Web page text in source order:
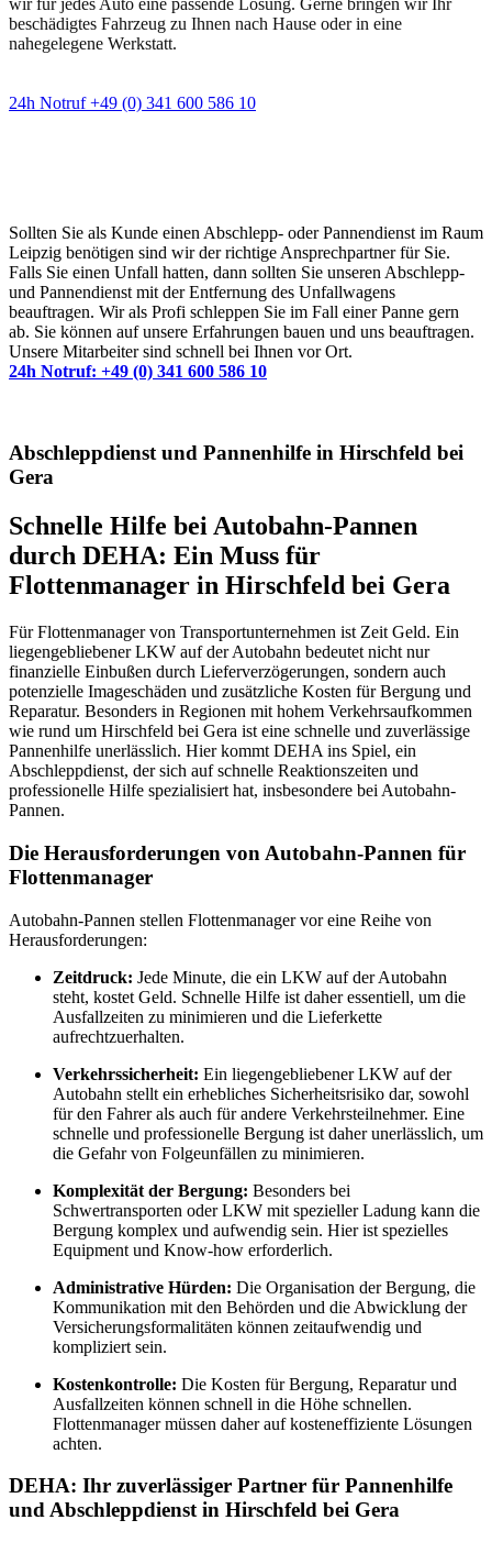
wir für jedes Auto eine passende Lösung. Gerne bringen wir Ihr
beschädigtes Fahrzeug zu Ihnen nach Hause oder in eine
nahegelegene Werkstatt.
24h Notruf +49 (0) 341 600 586 10
Sollten Sie als Kunde einen Abschlepp- oder Pannendienst im Raum
Leipzig benötigen sind wir der richtige Ansprechpartner für Sie.
Falls Sie einen Unfall hatten, dann sollten Sie unseren Abschlepp-
und Pannendienst mit der Entfernung des Unfallwagens
beauftragen. Wir als Profi schleppen Sie im Fall einer Panne gern
ab. Sie können auf unsere Erfahrungen bauen und uns beauftragen.
Unsere Mitarbeiter sind schnell bei Ihnen vor Ort.
24h Notruf: +49 (0) 341 600 586 10
Abschleppdienst und Pannenhilfe in Hirschfeld bei
Gera
Schnelle Hilfe bei Autobahn-Pannen
durch DEHA: Ein Muss für
Flottenmanager in Hirschfeld bei Gera
Für Flottenmanager von Transportunternehmen ist Zeit Geld. Ein
liegengebliebener LKW auf der Autobahn bedeutet nicht nur
finanzielle Einbußen durch Lieferverzögerungen, sondern auch
potenzielle Imageschäden und zusätzliche Kosten für Bergung und
Reparatur. Besonders in Regionen mit hohem Verkehrsaufkommen
wie rund um Hirschfeld bei Gera ist eine schnelle und zuverlässige
Pannenhilfe unerlässlich. Hier kommt DEHA ins Spiel, ein
Abschleppdienst, der sich auf schnelle Reaktionszeiten und
professionelle Hilfe spezialisiert hat, insbesondere bei Autobahn-
Pannen.
Die Herausforderungen von Autobahn-Pannen für
Flottenmanager
Autobahn-Pannen stellen Flottenmanager vor eine Reihe von
Herausforderungen:
Zeitdruck: Jede Minute, die ein LKW auf der Autobahn
steht, kostet Geld. Schnelle Hilfe ist daher essentiell, um die
Ausfallzeiten zu minimieren und die Lieferkette
aufrechtzuerhalten.
Verkehrssicherheit: Ein liegengebliebener LKW auf der
Autobahn stellt ein erhebliches Sicherheitsrisiko dar, sowohl
für den Fahrer als auch für andere Verkehrsteilnehmer. Eine
schnelle und professionelle Bergung ist daher unerlässlich, um
die Gefahr von Folgeunfällen zu minimieren.
Komplexität der Bergung: Besonders bei
Schwertransporten oder LKW mit spezieller Ladung kann die
Bergung komplex und aufwendig sein. Hier ist spezielles
Equipment und Know-how erforderlich.
Administrative Hürden: Die Organisation der Bergung, die
Kommunikation mit den Behörden und die Abwicklung der
Versicherungsformalitäten können zeitaufwendig und
kompliziert sein.
Kostenkontrolle: Die Kosten für Bergung, Reparatur und
Ausfallzeiten können schnell in die Höhe schnellen.
Flottenmanager müssen daher auf kosteneffiziente Lösungen
achten.
DEHA: Ihr zuverlässiger Partner für Pannenhilfe
und Abschleppdienst in Hirschfeld bei Gera